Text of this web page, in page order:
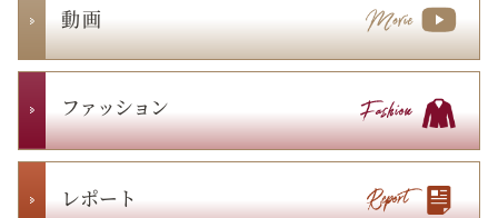
動 画
ファッション
レポート